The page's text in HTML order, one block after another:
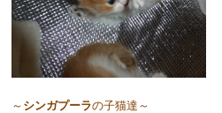
～ シンガプーラの子猫達～